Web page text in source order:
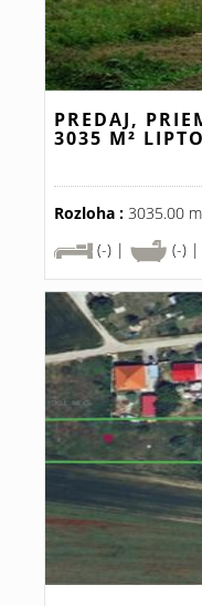
PREDAJ,
3035 M²
Rozloha : 3035.00 m
(-) |
(-) |